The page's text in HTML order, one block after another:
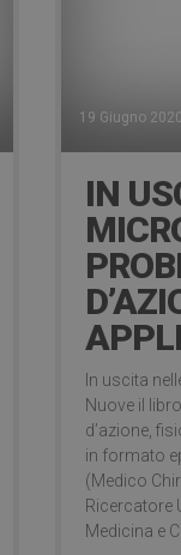
19 Giugno 2020
IN
In uscita
Nuove il
d’azione,
in formato
(Medico
Ricercatore
Medicina e